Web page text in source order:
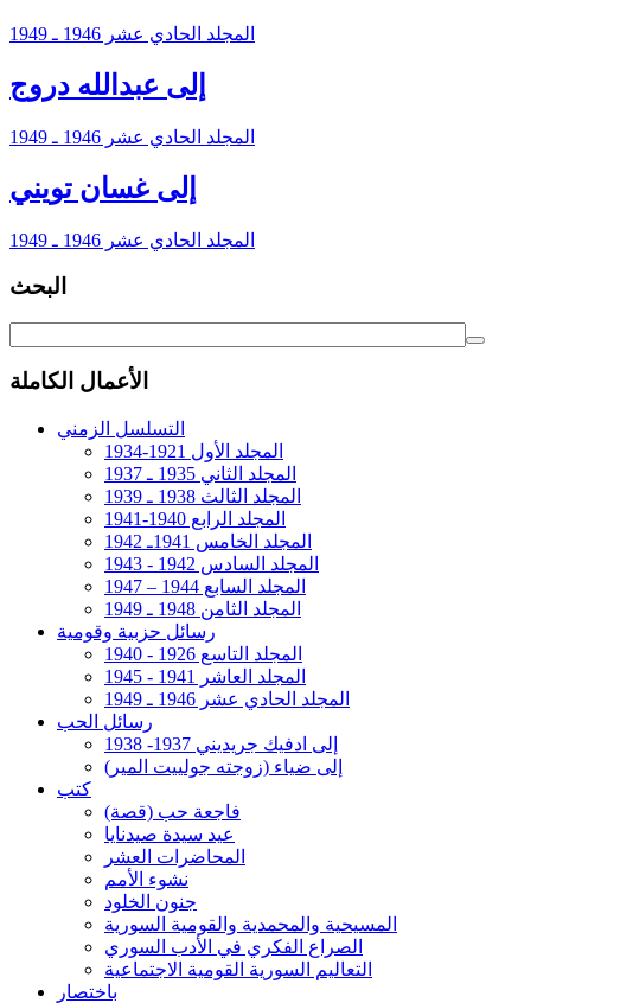
المجلد الحادي عشر 1946 ـ 1949
إلى عبدالله دروج
المجلد الحادي عشر 1946 ـ 1949
إلى غسان تويني
المجلد الحادي عشر 1946 ـ 1949
البحث
الأعمال الكاملة
التسلسل الزمني
المجلد الأول 1921-1934
المجلد الثاني 1935 ـ 1937
المجلد الثالث 1938 ـ 1939
المجلد الرابع 1940-1941
المجلد الخامس 1941ـ 1942
المجلد السادس 1942 - 1943
المجلد السابع 1944 – 1947
المجلد الثامن 1948 ـ 1949
رسائل حزبية وقومية
المجلد التاسع 1926 - 1940
المجلد العاشر 1941 - 1945
المجلد الحادي عشر 1946 ـ 1949
رسائل الحب
إلى ادفيك جريديني 1937- 1938
إلى ضياء (زوجته جولييت المير)
كتب
فاجعة حب (قصة)
عيد سيدة صيدنايا
المحاضرات العشر
نشوء الأمم
جنون الخلود
المسيحية والمحمدية والقومية السورية
الصراع الفكري في الأدب السوري
التعاليم السورية القومية الاجتماعية
باختصار